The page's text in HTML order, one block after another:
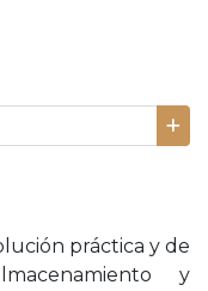
práctica y de
y